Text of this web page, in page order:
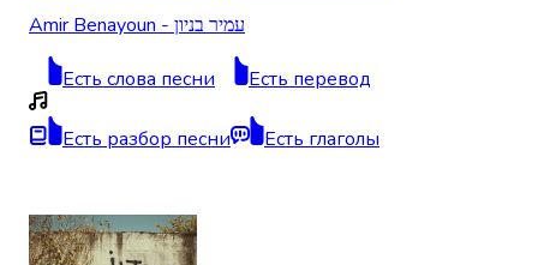
Amir Benayoun - עמיר בניון
Есть слова песни Есть перевод
Есть разбор песни Есть глаголы